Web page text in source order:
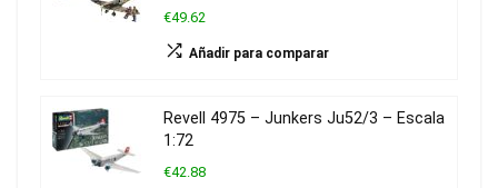
€49.62
Añadir para comparar
Revell 4975 – Junkers Ju52/3 – Escala
1:72
€42.88